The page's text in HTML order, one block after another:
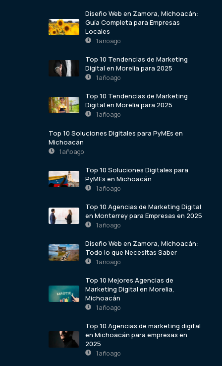
Diseño Web en Zamora, Michoacán:
Guía Completa para Empresas
Locales
1 año ago
Top 10 Tendencias de Marketing
Digital en Morelia para 2025
1 año ago
Top 10 Tendencias de Marketing
Digital en Morelia para 2025
1 año ago
Top 10 Soluciones Digitales para PyMEs en
Michoacán
1 año ago
Top 10 Soluciones Digitales para
PyMEs en Michoacán
1 año ago
Top 10 Agencias de Marketing Digital
en Monterrey para Empresas en 2025
1 año ago
Diseño Web en Zamora, Michoacán:
Todo lo que Necesitas Saber
1 año ago
Top 10 Mejores Agencias de
Marketing Digital en Morelia,
Michoacán
1 año ago
Top 10 Agencias de marketing digital
en Michoacán para empresas en
2025
1 año ago